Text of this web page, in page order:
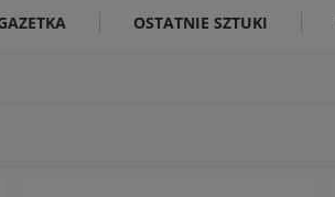
OSTATNIE SZTUKI